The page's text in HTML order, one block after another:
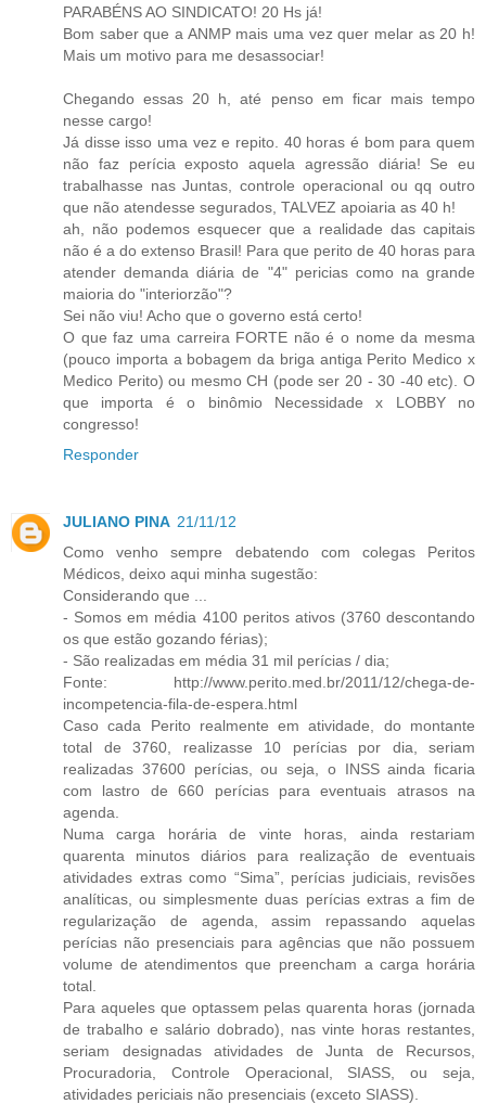
PARABÉNS AO SINDICATO! 20 Hs já!
Bom saber que a ANMP mais uma vez quer melar as 20 h!
Mais um motivo para me desassociar!
Chegando essas 20 h, até penso em ficar mais tempo
nesse cargo!
Já disse isso uma vez e repito. 40 horas é bom para quem
não faz perícia exposto aquela agressão diária! Se eu
trabalhasse nas Juntas, controle operacional ou qq outro
que não atendesse segurados, TALVEZ apoiaria as 40 h!
ah, não podemos esquecer que a realidade das capitais
não é a do extenso Brasil! Para que perito de 40 horas para
atender demanda diária de "4" pericias como na grande
maioria do "interiorzão"?
Sei não viu! Acho que o governo está certo!
O que faz uma carreira FORTE não é o nome da mesma
(pouco importa a bobagem da briga antiga Perito Medico x
Medico Perito) ou mesmo CH (pode ser 20 - 30 -40 etc). O
que importa é o binômio Necessidade x LOBBY no
congresso!
Responder
JULIANO PINA 21/11/12
Como venho sempre debatendo com colegas Peritos
Médicos, deixo aqui minha sugestão:
Considerando que ...
- Somos em média 4100 peritos ativos (3760 descontando
os que estão gozando férias);
- São realizadas em média 31 mil perícias / dia;
Fonte: http://www.perito.med.br/2011/12/chega-de-
incompetencia-fila-de-espera.html
Caso cada Perito realmente em atividade, do montante
total de 3760, realizasse 10 perícias por dia, seriam
realizadas 37600 perícias, ou seja, o INSS ainda ficaria
com lastro de 660 perícias para eventuais atrasos na
agenda.
Numa carga horária de vinte horas, ainda restariam
quarenta minutos diários para realização de eventuais
atividades extras como “Sima”, perícias judiciais, revisões
analíticas, ou simplesmente duas perícias extras a fim de
regularização de agenda, assim repassando aquelas
perícias não presenciais para agências que não possuem
volume de atendimentos que preencham a carga horária
total.
Para aqueles que optassem pelas quarenta horas (jornada
de trabalho e salário dobrado), nas vinte horas restantes,
seriam designadas atividades de Junta de Recursos,
Procuradoria, Controle Operacional, SIASS, ou seja,
atividades periciais não presenciais (exceto SIASS).